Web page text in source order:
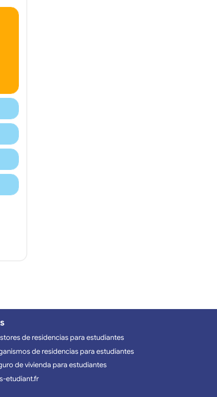
de residencias para estudiantes
de residencias para estudiantes
de vivienda para estudiantes
etudiant.fr